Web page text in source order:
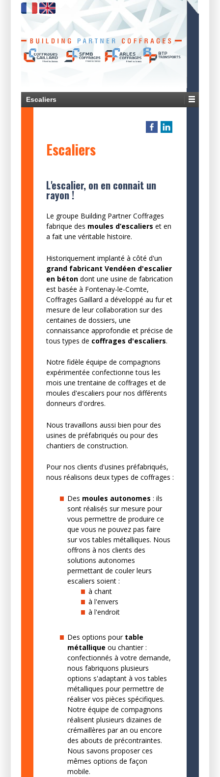
Escaliers
Escaliers
L'escalier, on en connait un
rayon !
Le groupe Building Partner Coffrages
fabrique des moules d’escaliers et en
a fait une véritable histoire.
Historiquement implanté à côté d'un
grand fabricant Vendéen d'escalier
en bétondont une usine de fabrication
est basée à Fontenay-le-Comte,
Coffrages Gaillard a développé au fur et
mesure de leur collaboration sur des
centaines de dossiers, une
connaissance approfondie et précise de
tous types de coffrages d'escaliers.
Notre fidèle équipe de compagnons
expérimentée confectionne tous les
mois une trentaine de coffrages et de
moules d'escaliers pour nos différents
donneurs d'ordres.
Nous travaillons aussi bien pour des
usines de préfabriqués ou pour des
chantiers de construction.
Pour nos clients d'usines préfabriqués,
nous réalisons deux types de coffrages :
Des moules autonomes : ils
sont réalisés sur mesure pour
vous permettre de produire ce
que vous ne pouvez pas faire
sur vos tables métalliques. Nous
offrons à nos clients des
solutions autonomes
permettant de couler leurs
escaliers soient :
à chant
à l'envers
à l'endroit
Des options pour table
métallique ou chantier :
confectionnés à votre demande,
nous fabriquons plusieurs
options s'adaptant à vos tables
métalliques pour permettre de
réaliser vos pièces spécifiques.
Notre équipe de compagnons
réalisent plusieurs dizaines de
crémaillères par an ou encore
des abouts de précontraintes.
Nous savons proposer ces
mêmes options de façon
mobile.